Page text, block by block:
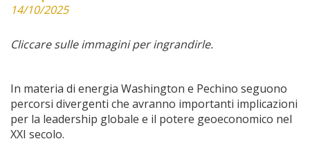
14/10/2025
Cliccare sulle immagini per ingrandirle.
In materia di energia Washington e Pechino seguono
percorsi divergenti che avranno importanti implicazioni
per la leadership globale e il potere geoeconomico nel
XXI secolo.